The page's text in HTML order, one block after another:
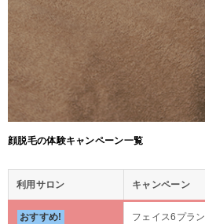
顔脱毛の体験キャンペーン一覧
利用サロン キャンペーン
おすすめ!
フェイス6プラン